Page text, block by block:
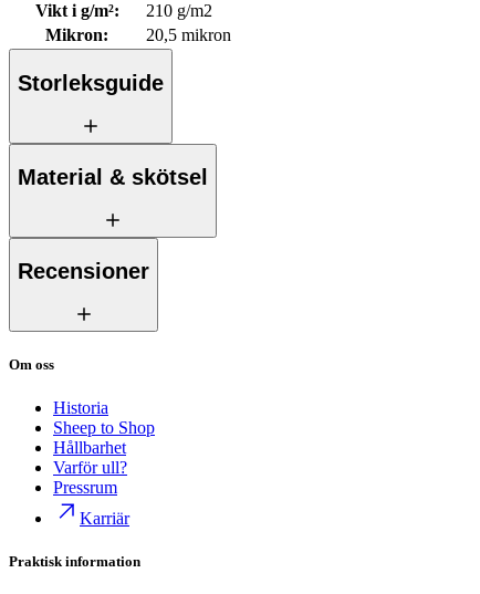
Vikt i g/m²:
210 g/m2
Mikron: 20,5 mikron
Storleksguide
Material & skötsel
Recensioner
Om oss
Historia
Sheep to Shop
Hållbarhet
Varför ull?
Pressrum
Karriär
Praktisk information